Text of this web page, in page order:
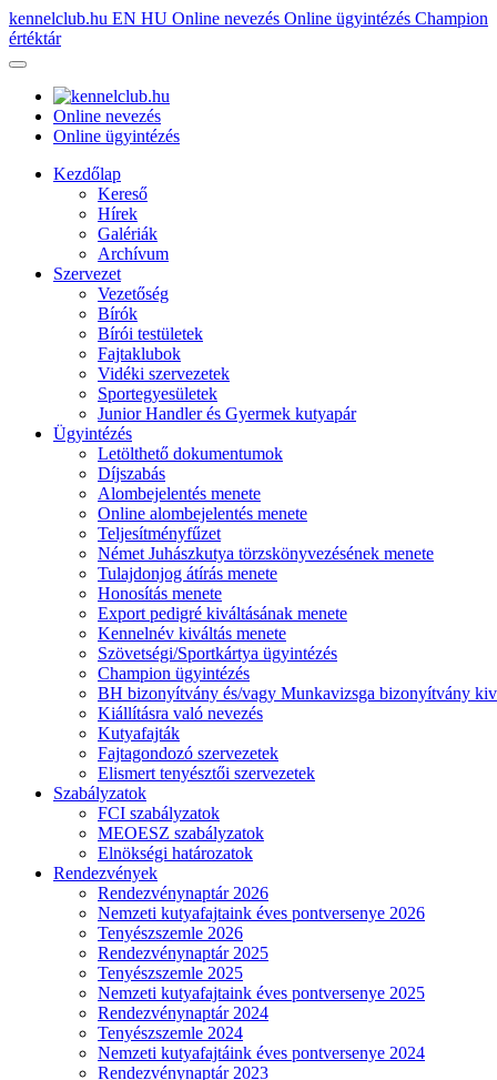
kennelclub.hu EN HU Online nevezés Online ügyintézés Champion
értéktár
Online nevezés
Online ügyintézés
Kezdőlap
Kereső
Hírek
Galériák
Archívum
Szervezet
Vezetőség
Bírók
Bírói testületek
Fajtaklubok
Vidéki szervezetek
Sportegyesületek
Junior Handler és Gyermek kutyapár
Ügyintézés
Letölthető dokumentumok
Díjszabás
Alombejelentés menete
Online alombejelentés menete
Teljesítményfűzet
Német Juhászkutya törzskönyvezésének menete
Tulajdonjog átírás menete
Honosítás menete
Export pedigré kiváltásának menete
Kennelnév kiváltás menete
Szövetségi/Sportkártya ügyintézés
Champion ügyintézés
BH bizonyítvány és/vagy Munkavizsga bizonyítvány
Kiállításra való nevezés
Kutyafajták
Fajtagondozó szervezetek
Elismert tenyésztői szervezetek
Szabályzatok
FCI szabályzatok
MEOESZ szabályzatok
Elnökségi határozatok
Rendezvények
Rendezvénynaptár 2026
Nemzeti kutyafajtaink éves pontversenye 2026
Tenyészszemle 2026
Rendezvénynaptár 2025
Tenyészszemle 2025
Nemzeti kutyafajtaink éves pontversenye 2025
Rendezvénynaptár 2024
Tenyészszemle 2024
Nemzeti kutyafajtáink éves pontversenye 2024
Rendezvénynaptár 2023